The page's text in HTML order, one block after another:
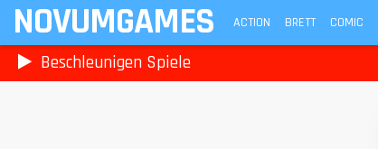
NOVUMGAMES ACTION BRETT COMIC
Beschleunigen Spiele